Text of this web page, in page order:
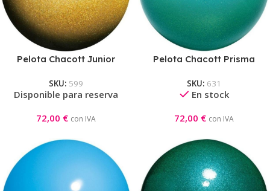
Pelota Chacott Junior
SKU: 599
Disponible para reserva
72,00 € con IVA
Pelota Chacott Prisma
SKU: 631
En stock
72,00 € con IVA